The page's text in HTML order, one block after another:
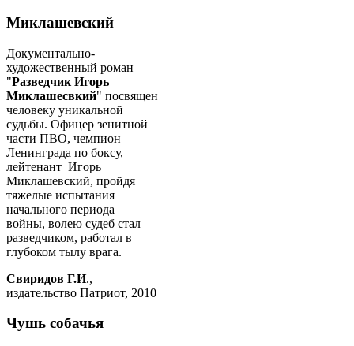
Миклашевский
Документально-
художественный роман
"Разведчик Игорь
Миклашесвкий" посвящен
человеку уникальной
судьбы. Офицер зенитной
части ПВО, чемпион
Ленинграда по боксу,
лейтенант Игорь
Миклашевский, пройдя
тяжелые испытания
начального периода
войны, волею судеб стал
разведчиком, работал в
глубоком тылу врага.
Свиридов Г.И.,
издательство Патриот, 2010
Чушь собачья